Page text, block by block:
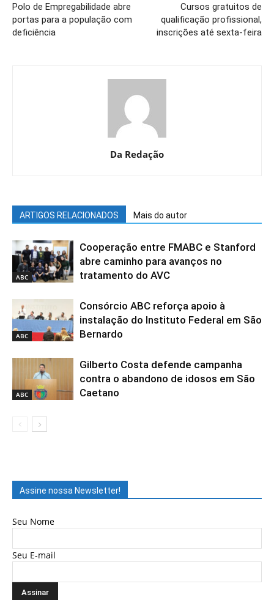
Polo de Empregabilidade abre
portas para a população com
deficiência
Cursos gratuitos de
qualificação profissional,
inscrições até sexta-feira
Da Redação
ARTIGOS RELACIONADOS Mais do autor
ABC
Cooperação entre FMABC e Stanford
abre caminho para avanços no
tratamento do AVC
ABC
Consórcio ABC reforça apoio à
instalação do Instituto Federal em São
Bernardo
ABC
Gilberto Costa defende campanha
contra o abandono de idosos em São
Caetano
Assine nossa Newsletter!
Seu Nome
Seu E-mail